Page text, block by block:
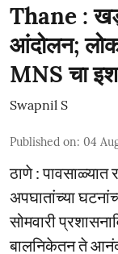
Thane :
आंदोलन;
MNS चा
Swapnil S
Published on: 04
ठाणे : पावसाळ्यात
अपघातांच्या
सोमवारी
बालनिकेतन ते